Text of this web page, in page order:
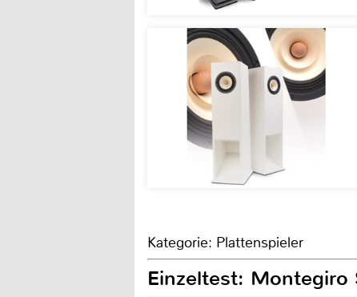
Kategorie: Plattenspieler
Einzeltest: Montegiro